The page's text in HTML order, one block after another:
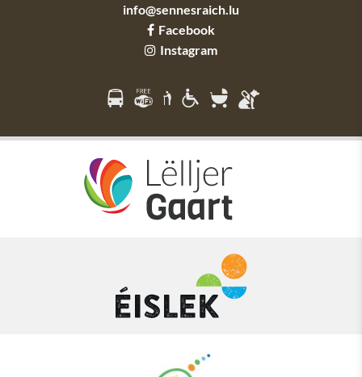
info@sennesraich.lu
Facebook
Instagram